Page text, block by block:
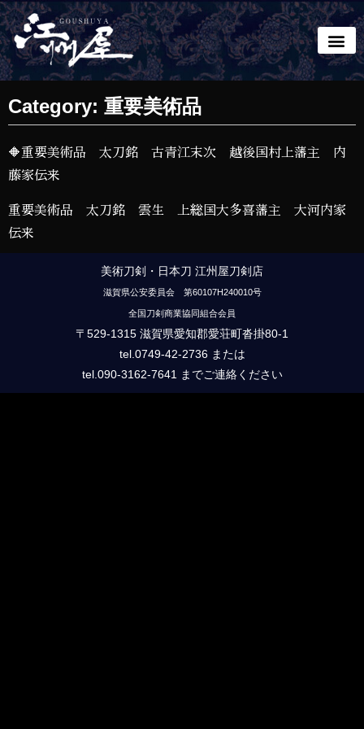
Category: 重要美術品
🔶重要美術品 太刀銘 古青江末次 越後国村上藩主 内
藤家伝来
重要美術品 太刀銘 雲生 上総国大多喜藩主 大河内家
伝来
美術刀剣・日本刀 江州屋刀剣店
滋賀県公安委員会 第60107H240010号
全国刀剣商業協同組合会員
〒529-1315 滋賀県愛知郡愛荘町沓掛80-1
tel.0749-42-2736 または
tel.090-3162-7641 までご連絡ください